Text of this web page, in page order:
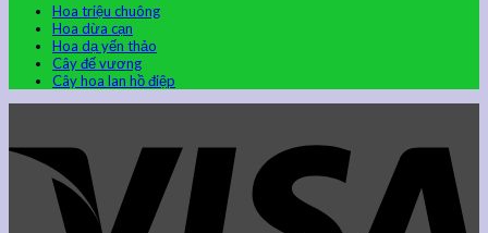
Hoa triệu chuông
Hoa dừa cạn
Hoa dạ yến thảo
Cây đế vương
Cây hoa lan hồ điệp